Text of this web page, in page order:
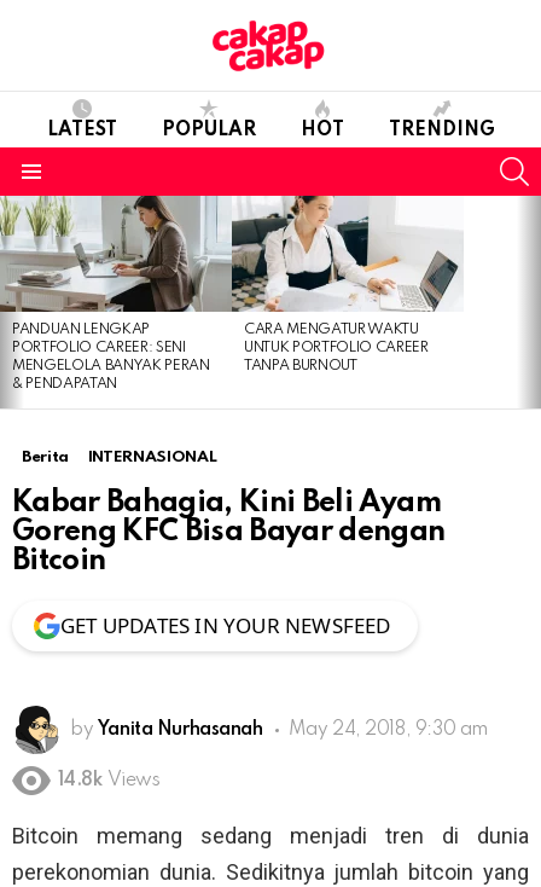
LATEST POPULAR HOT TRENDING
LATEST
STORIES
PANDUAN LENGKAP
PORTFOLIO CAREER: SENI
MENGELOLA BANYAK PERAN
& PENDAPATAN
CARA MENGATUR WAKTU
UNTUK PORTFOLIO CAREER
TANPA BURNOUT
Berita INTERNASIONAL
Kabar Bahagia, Kini Beli Ayam
Goreng KFC Bisa Bayar dengan
Bitcoin
GET UPDATES IN YOUR NEWSFEED
by Yanita Nurhasanah May 24, 2018, 9:30 am
14.8k Views
Bitcoin memang sedang menjadi tren di dunia
perekonomian dunia. Sedikitnya jumlah bitcoin yang